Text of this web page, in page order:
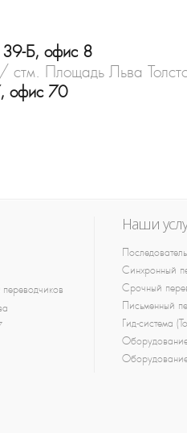
39-Б, офис 8
стм. Площадь Льва
офис 70
Наши
Синхронный
Срочный
Письменный
Гид-система